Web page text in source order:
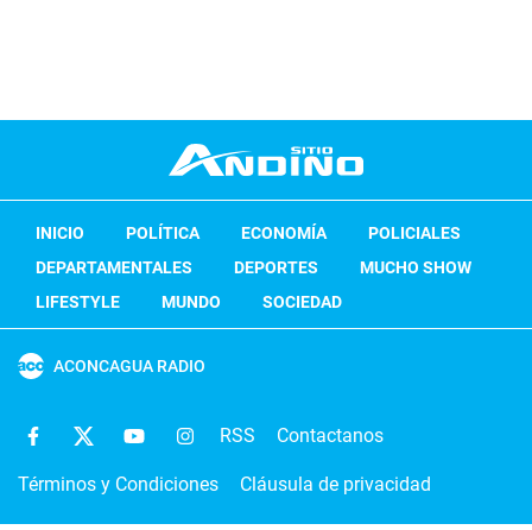
INICIO POLÍTICA ECONOMÍA
POLICIALES
DEPARTAMENTALES
DEPORTES
MUCHO SHOW
LIFESTYLE
MUNDO SOCIEDAD
ACONCAGUA RADIO
RSS Contactanos
Términos y Condiciones Cláusula de privacidad